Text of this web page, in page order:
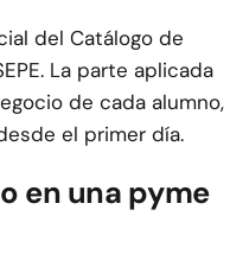
del Catálogo de
La parte aplicada
de cada alumno,
el primer día.
en una pyme